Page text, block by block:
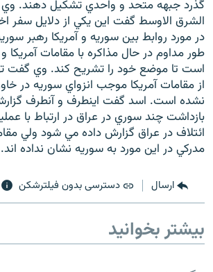
به ما بپیوندید
زبان‌های دیگر
گذرد جبهه متحد و واحدي تشكيل دهند. وي
الشرق الاوسط گفت اين يكي از دلايل سفر
در مورد روابط بين سوريه و آمريكا رهبر
طور مداوم در حال مذاكره با مقامات آمريكا
است تا موضع خود را تشريح كند. وي گفت
از مقامات آمريكا موجب انزواي سوريه در
نشده است. اسد گفت اينطرف و آنطرف
بازداشت چند سوري در عراق در ارتباط با
ائتلاف در عراق گزارش داده مي شود ولي
مدركي در اين مورد به سوريه نشان نداده اند.
ارسال دسترسی بدون فیلترشکن
بیشتر بخوانید